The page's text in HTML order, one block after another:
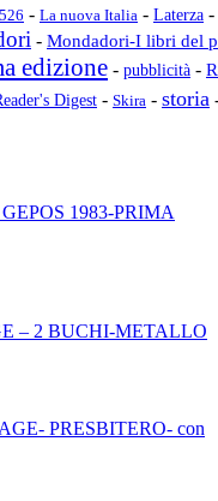
- La nuova Italia - Laterza -
- Mondadori-I libri del
edizione - pubblicità -
Digest - Skira - storia
1983-PRIMA
– 2 BUCHI-METALLO
PRESBITERO- con